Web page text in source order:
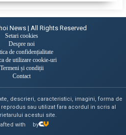
News | All Rights Reserved
Setari cookies
Despre noi
de confidențialitate
de utilizare cookie-uri
Termeni și condiții
Contact
descrieri, caracteristici, imagini, forma de
sau utilizat fara acordul in scris al
acestui site.
with
by